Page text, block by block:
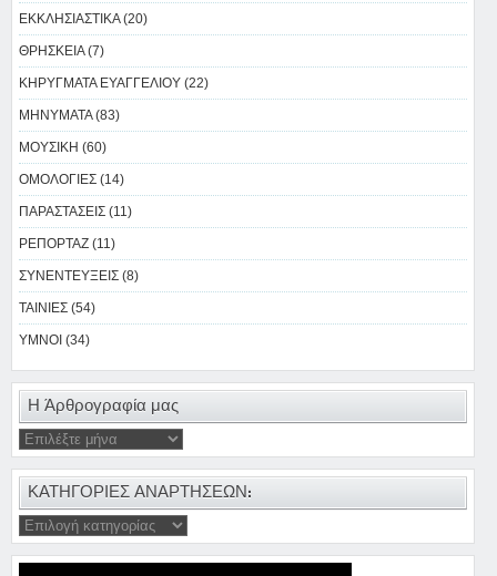
ΕΚΚΛΗΣΙΑΣΤΙΚΑ (20)
ΘΡΗΣΚΕΙΑ (7)
ΚΗΡΥΓΜΑΤΑ ΕΥΑΓΓΕΛΙΟΥ (22)
ΜΗΝΥΜΑΤΑ (83)
ΜΟΥΣΙΚΗ (60)
ΟΜΟΛΟΓΙΕΣ (14)
ΠΑΡΑΣΤΑΣΕΙΣ (11)
ΡΕΠΟΡΤΑΖ (11)
ΣΥΝΕΝΤΕΥΞΕΙΣ (8)
ΤΑΙΝΙΕΣ (54)
ΥΜΝΟΙ (34)
Η Άρθρογραφία μας
ΚΑΤΗΓΟΡΙΕΣ ΑΝΑΡΤΗΣΕΩΝ: